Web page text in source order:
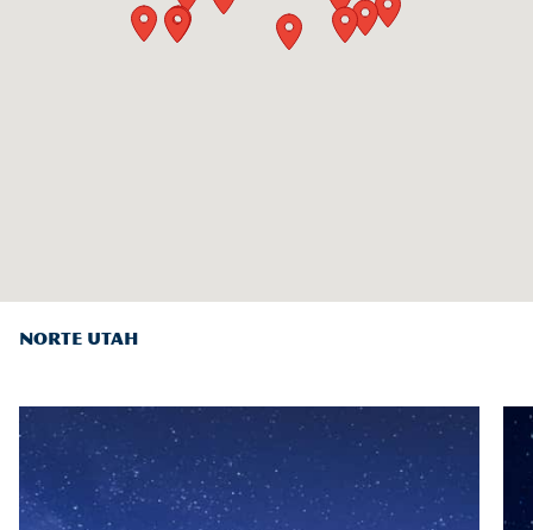
NORTE UTAH